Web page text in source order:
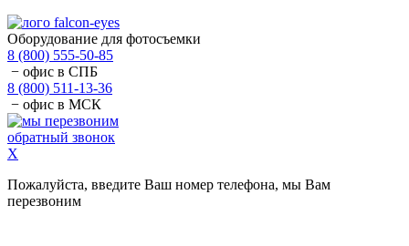
Оборудование для фотосъемки
8 (800) 555-50-85
− офис в СПБ
8 (800) 511-13-36
− офис в МСК
обратный звонок
X
Пожалуйста, введите Ваш номер телефона, мы Вам
перезвоним